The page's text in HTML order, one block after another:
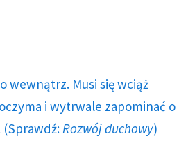
wewnątrz. Musi się wciąż
i wytrwale zapominać o
Rozwój duchowy)